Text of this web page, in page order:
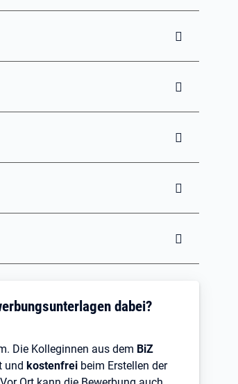
dabei?
Die Kolleginnen aus dem BiZ
undkostenfrei beim Erstellen der